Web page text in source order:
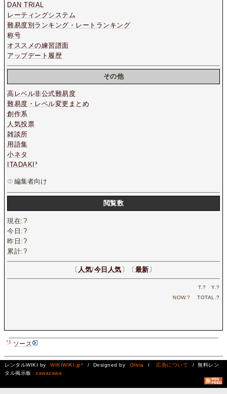
DAN TRIAL
レーティングシステム
難易度別ランキング・レートランキング
称号
オススメの練習譜面
アップデート履歴
その他
高レベル非公式難易度
難易度・レベル変更まとめ
創作系
人気投票
雑談所
用語集
小ネタ
ITADAKI³
編集者向け
閲覧数
現在:?
今日:?
昨日:?
累計:?
〔 人気/今日人気 〕〔 最新 〕
T.? Y.?
NOW.? TOTAL.?
*1 ソース
レンタルWIKI by WIKIWIKI.jp* / Designed by Olivia / 広告について
/ 無料レン
タル掲示板
zawazawa